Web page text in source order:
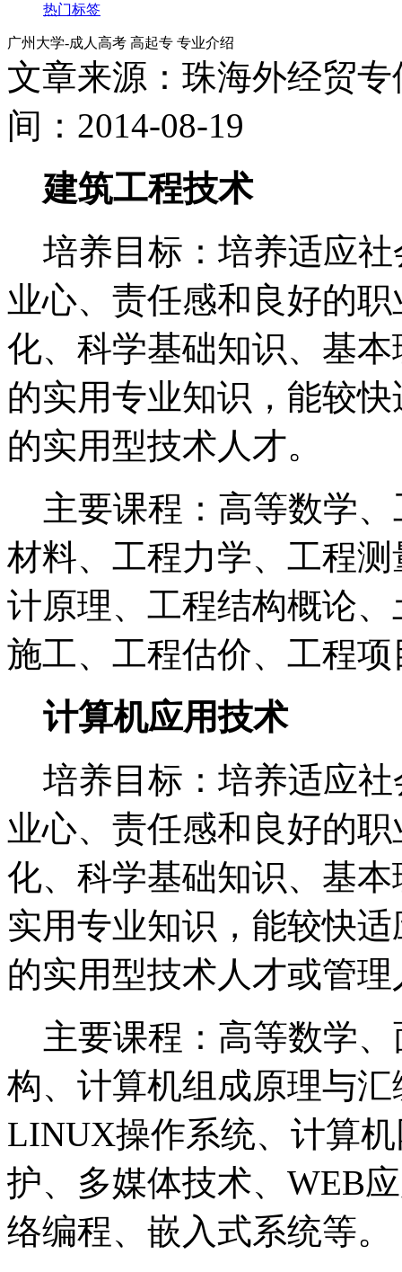
热门标签
广州大学-成人高考 高起专 专业介绍
文章来源：珠海外经贸
间：2014-08-19
建筑工程技术
培养目标：培养适应社
业心、责任感和良好的
化、科学基础知识、基
的实用专业知识，能较
的实用型技术人才。
主要课程：高等数学、
材料、工程力学、工程
计原理、工程结构概论
施工、工程估价、工程
计算机应用技术
培养目标：培养适应社
业心、责任感和良好的
化、科学基础知识、基
实用专业知识，能较快
的实用型技术人才或管理
主要课程：高等数学、
构、计算机组成原理与
LINUX操作系统、计算
护、多媒体技术、WEB
络编程、嵌入式系统等。